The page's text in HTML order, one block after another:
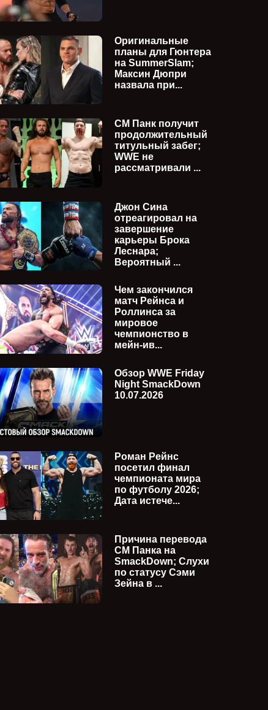
Оригинальные
планы для Гюнтера
на SummerSlam;
Максин Дюпри
назвала при...
СМ Панк получит
продолжительный
титульный забег;
WWE не
рассматривали ...
Джон Сина
отреагировал на
завершение
карьеры Брока
Леснара;
Вероятный ...
Чем закончился
матч Рейнса и
Роллинса за
мировое
чемпионство в
мейн-ив...
Обзор WWE Friday
Night SmackDown
10.07.2026
Роман Рейнс
посетил финал
чемпионата мира
по футболу 2026;
Дата истече...
Причина перевода
СМ Панка на
SmackDown; Слухи
по статусу Сэми
Зейна в ...